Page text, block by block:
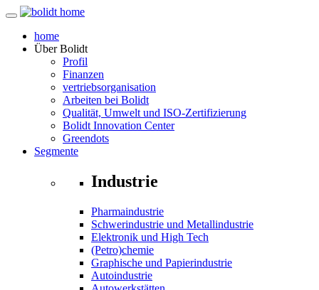
home
ÜberBolidt
Profil
Finanzen
vertriebsorganisation
Arbeiten bei Bolidt
Qualität, Umwelt und ISO-Zertifizierung
Bolidt Innovation Center
Greendots
Segmente
Industrie
Pharmaindustrie
Schwerindustrie und Metallindustrie
Elektronik und High Tech
(Petro)chemie
Graphische und Papierindustrie
Autoindustrie